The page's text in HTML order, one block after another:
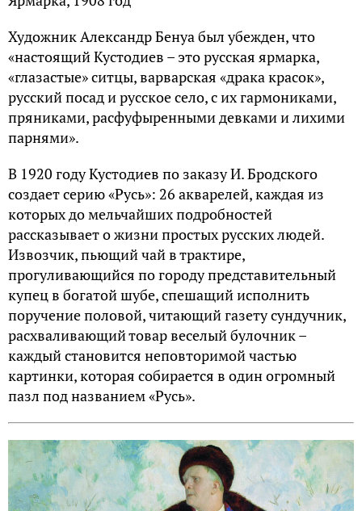
Художник Александр Бенуа был убежден, что
«настоящий Кустодиев – это русская ярмарка,
«глазастые» ситцы, варварская «драка красок»,
русский посад и русское село, с их гармониками,
пряниками, расфуфыренными девками и лихими
парнями».
В 1920 году Кустодиев по заказу И. Бродского
создает серию «Русь»: 26 акварелей, каждая из
которых до мельчайших подробностей
рассказывает о жизни простых русских людей.
Извозчик, пьющий чай в трактире,
прогуливающийся по городу представительный
купец в богатой шубе, спешащий исполнить
поручение половой, читающий газету сундучник,
расхваливающий товар веселый булочник –
каждый становится неповторимой частью
картинки, которая собирается в один огромный
пазл под названием «Русь».